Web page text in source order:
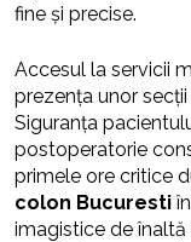
fine și precise.
Accesul la servicii
prezența unor
Siguranța
postoperatorie
primele ore critice
colon Bucuresti
imagistice de